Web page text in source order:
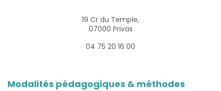
19 Cr du Temple,
07000 Privas
04 75 20 16 00
Modalités pédagogiques & méthodes